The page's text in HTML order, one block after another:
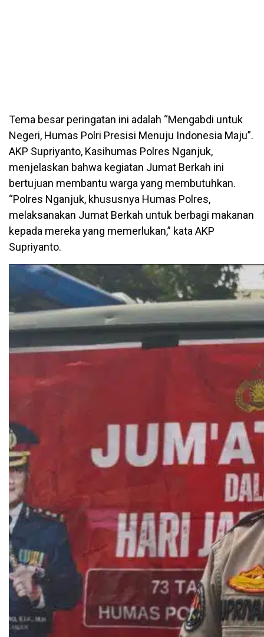
Tema besar peringatan ini adalah “Mengabdi untuk
Negeri, Humas Polri Presisi Menuju Indonesia Maju”.
AKP Supriyanto, Kasihumas Polres Nganjuk,
menjelaskan bahwa kegiatan Jumat Berkah ini
bertujuan membantu warga yang membutuhkan.
“Polres Nganjuk, khususnya Humas Polres,
melaksanakan Jumat Berkah untuk berbagi makanan
kepada mereka yang memerlukan,” kata AKP
Supriyanto.